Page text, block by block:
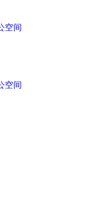
空间
空间